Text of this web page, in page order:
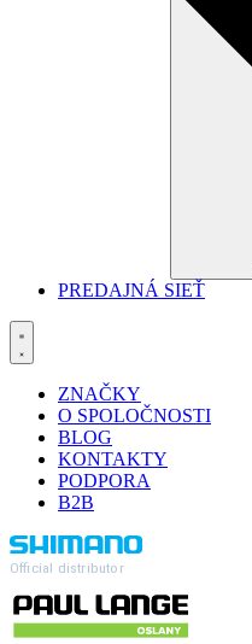
PREDAJNÁ SIEŤ
ZNAČKY
O SPOLOČNOSTI
BLOG
KONTAKTY
PODPORA
B2B
Official distributor